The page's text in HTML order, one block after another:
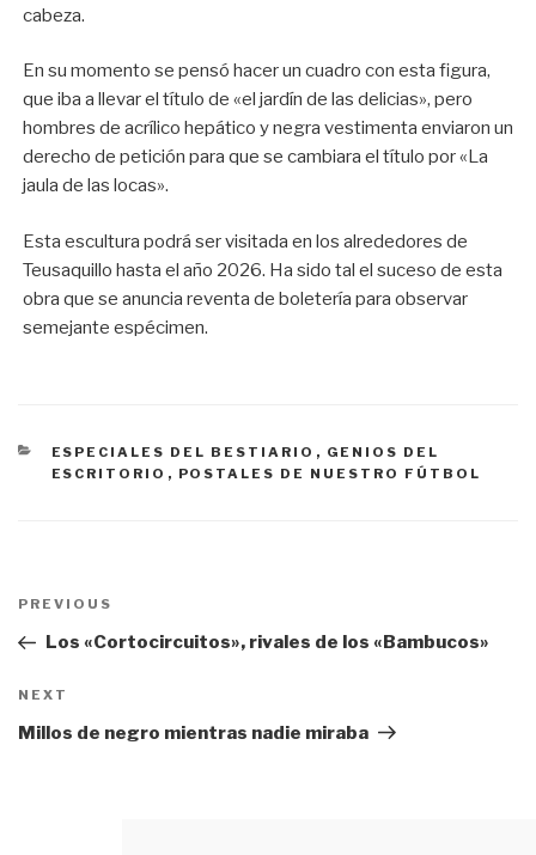
cabeza.
En su momento se pensó hacer un cuadro con esta figura,
que iba a llevar el título de «el jardín de las delicias», pero
hombres de acrílico hepático y negra vestimenta enviaron un
derecho de petición para que se cambiara el título por «La
jaula de las locas».
Esta escultura podrá ser visitada en los alrededores de
Teusaquillo hasta el año 2026. Ha sido tal el suceso de esta
obra que se anuncia reventa de boletería para observar
semejante espécimen.
CATEGORÍAS
ESPECIALES DEL BESTIARIO , GENIOS DEL
ESCRITORIO , POSTALES DE NUESTRO FÚTBOL
Navegación
entradas
Previous
Post
PREVIOUS
Los «Cortocircuitos», rivales de los «Bambucos»
Next
Post
NEXT
Millos de negro mientras nadie miraba